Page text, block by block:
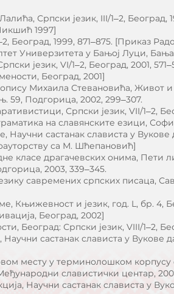
Српски језик, III/1‒2, Београд,
1997]
Београд, 1999, 871‒875. [Приказ
Универзитета у Бањој Луци, Бања
језик, VI/1‒2, Београд, 2001,
Београд, 2001]
Михаила Стевановића, Живот
59, Подгорица, 2002, 299‒307.
Српски језик, VII/1‒2,
на славянските езици,
Научни састанак слависта у
са М. Шћепановић]
класе драгачевских онима, Пети
2003, 339‒345.
савремених српских писаца,
Књижевност и језик, год. L, бр. 4,
Београд, 2002]
Београд: Српски језик, VIII/1‒2,
Научни састанак слависта у Вукове
месту у терминолошком корпусу
славистички центар,
Научни састанак слависта у